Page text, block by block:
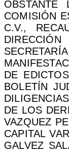
OBSTANTE
COMISIÓN
C.V.,
DE
BOLETÍN
DE LOS
VAZQUEZ
CAPITAL
GALVEZ